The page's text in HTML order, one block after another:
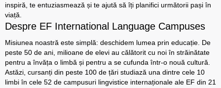
inspiră, te entuziasmează și te ajută să îți planifici următorii pași în
viață.
Despre EF International Language Campuses
Misiunea noastră este simplă: deschidem lumea prin educație. De
peste 50 de ani, milioane de elevi au călătorit cu noi în străinătate
pentru a învăța o limbă și pentru a se cufunda într-o nouă cultură.
Astăzi, cursanți din peste 100 de țări studiază una dintre cele 10
limbi în cele 52 de campusuri lingvistice internaționale ale EF din 21